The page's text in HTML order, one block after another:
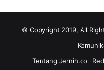
© Copyright 2019, All
Tentang Jernih.co